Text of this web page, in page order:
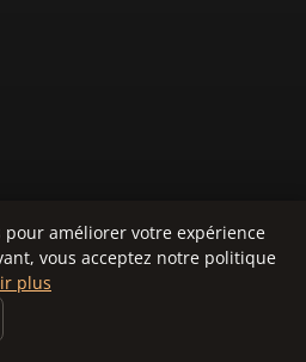
pour améliorer votre expérience
vous acceptez notre politique
plus